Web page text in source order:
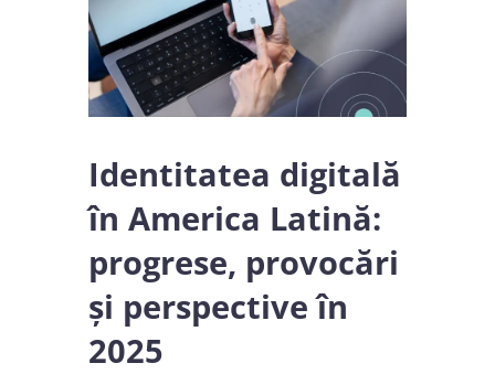
Português
Identitatea digitală
în America Latină:
progrese, provocări
și perspective în
2025